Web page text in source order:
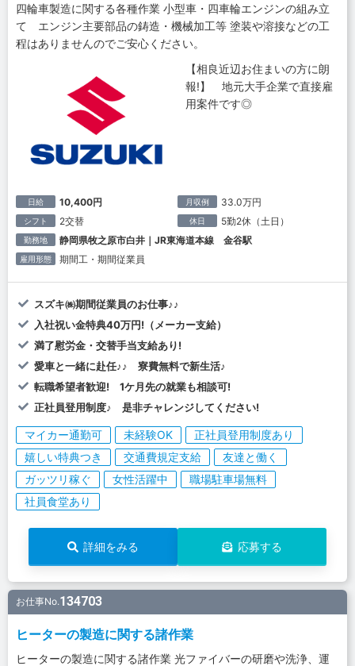
四輪車製造に関する各種作業 小型車・四車輪エンジンの組み立
て エンジン主要部品の鋳造・機械加工等 塗装や溶接などの工
程はありませんのでご安心ください。
【相良近辺お住まいの方に朗
報!】 地元大手企業で直接雇
用案件です◎
日給 10,400円 月収例 33.0万円
シフト 2交替 休日 5勤2休（土日）
勤務地 静岡県牧之原市白井｜JR東海道本線 金谷駅
雇用形態 期間工・期間従業員
スズキ㈱期間従業員のお仕事♪♪
入社祝い金特典40万円!（メーカー支給）
満了慰労金・交替手当支給あり!
愛車と一緒に赴任♪♪ 寮費無料で新生活♪
転職希望者歓迎! 1ケ月先の就業も相談可!
正社員登用制度♪ 是非チャレンジしてください!
マイカー通勤可 未経験OK
正社員登用制度あり
嬉しい特典つき
交通費規定支給
友達と働く
ガッツリ稼ぐ
女性活躍中
職場駐車場無料
社員食堂あり
詳細をみる 応募する
お仕事No.134703
ヒーターの製造に関する諸作業
ヒーターの製造に関する諸作業 光ファイバーの研磨や洗浄、運